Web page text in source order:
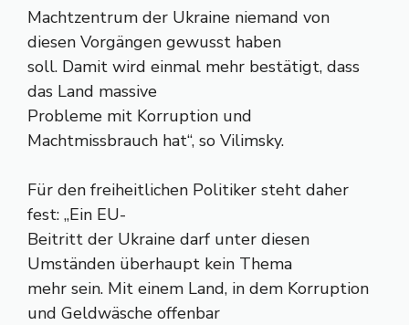
Machtzentrum der Ukraine niemand von
diesen Vorgängen gewusst haben
soll. Damit wird einmal mehr bestätigt, dass
das Land massive
Probleme mit Korruption und
Machtmissbrauch hat“, so Vilimsky.
Für den freiheitlichen Politiker steht daher
fest: „Ein EU-
Beitritt der Ukraine darf unter diesen
Umständen überhaupt kein Thema
mehr sein. Mit einem Land, in dem Korruption
und Geldwäsche offenbar